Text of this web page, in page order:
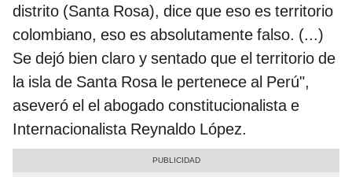
distrito (Santa Rosa), dice que eso es territorio
colombiano, eso es absolutamente falso. (...)
Se dejó bien claro y sentado que el territorio de
la isla de Santa Rosa le pertenece al Perú",
aseveró el el abogado constitucionalista e
Internacionalista Reynaldo López.